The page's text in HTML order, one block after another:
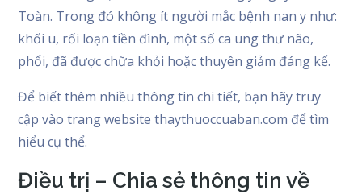
Toàn. Trong đó không ít người mắc bệnh nan y như:
khối u, rối loạn tiền đình, một số ca ung thư não,
phổi, đã được chữa khỏi hoặc thuyên giảm đáng kể.
Để biết thêm nhiều thông tin chi tiết, bạn hãy truy
cập vào trang website thaythuoccuaban.com để tìm
hiểu cụ thể.
Điều trị – Chia sẻ thông tin về